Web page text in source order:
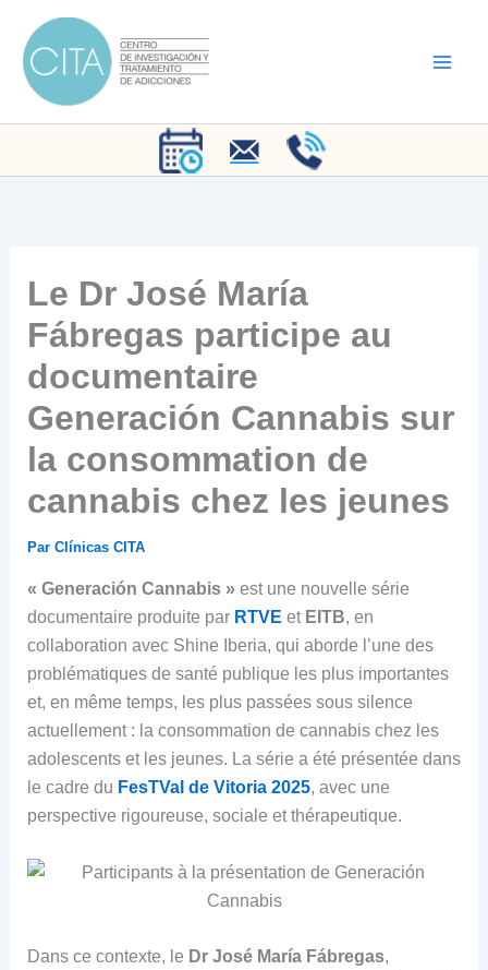
contenu
Le Dr José María
Fábregas participe au
documentaire
Generación Cannabis sur
la consommation de
cannabis chez les jeunes
Par Clínicas CITA
« Generación Cannabis » est une nouvelle série
documentaire produite par RTVE et EITB, en
collaboration avec Shine Iberia, qui aborde l’une des
problématiques de santé publique les plus importantes
et, en même temps, les plus passées sous silence
actuellement : la consommation de cannabis chez les
adolescents et les jeunes. La série a été présentée dans
le cadre du FesTVal de Vitoria 2025, avec une
perspective rigoureuse, sociale et thérapeutique.
Dans ce contexte, le Dr José María Fábregas,